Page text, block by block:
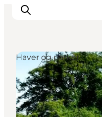
Overnatning
Spisesteder
Oplevelser
Haver og parker